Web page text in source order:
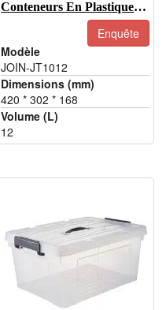
Conteneurs En Plastique Transparent De 12 L, Boîte De Rangement Transparente Avec Poignée
Enquête
Modèle
JOIN-JT1012
Dimensions (mm)
420 * 302 * 168
Volume (L)
12